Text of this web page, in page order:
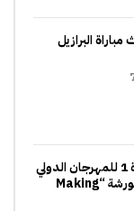
البرازيل
علي الحسيني يفتتح الدورة 1 للمهرجان الدولي
الجامعي للفيلم بورزازات بورشة “Making